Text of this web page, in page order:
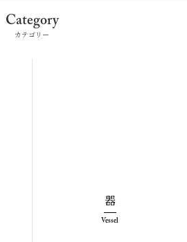
Category
カテゴリー
器
Vessel